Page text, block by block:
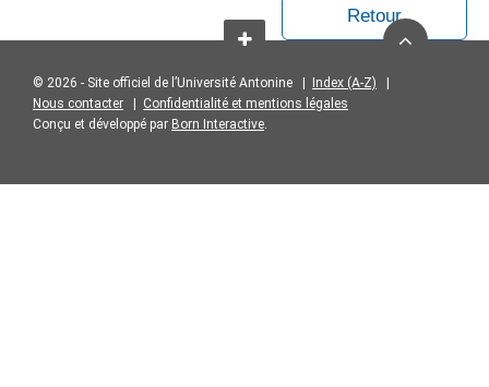
Retour
© 2026 - Site officiel de l’Université Antonine | Index (A-Z)
Nous contacter
Confidentialité et mentions légales
Conçu et développé par Born Interactive.